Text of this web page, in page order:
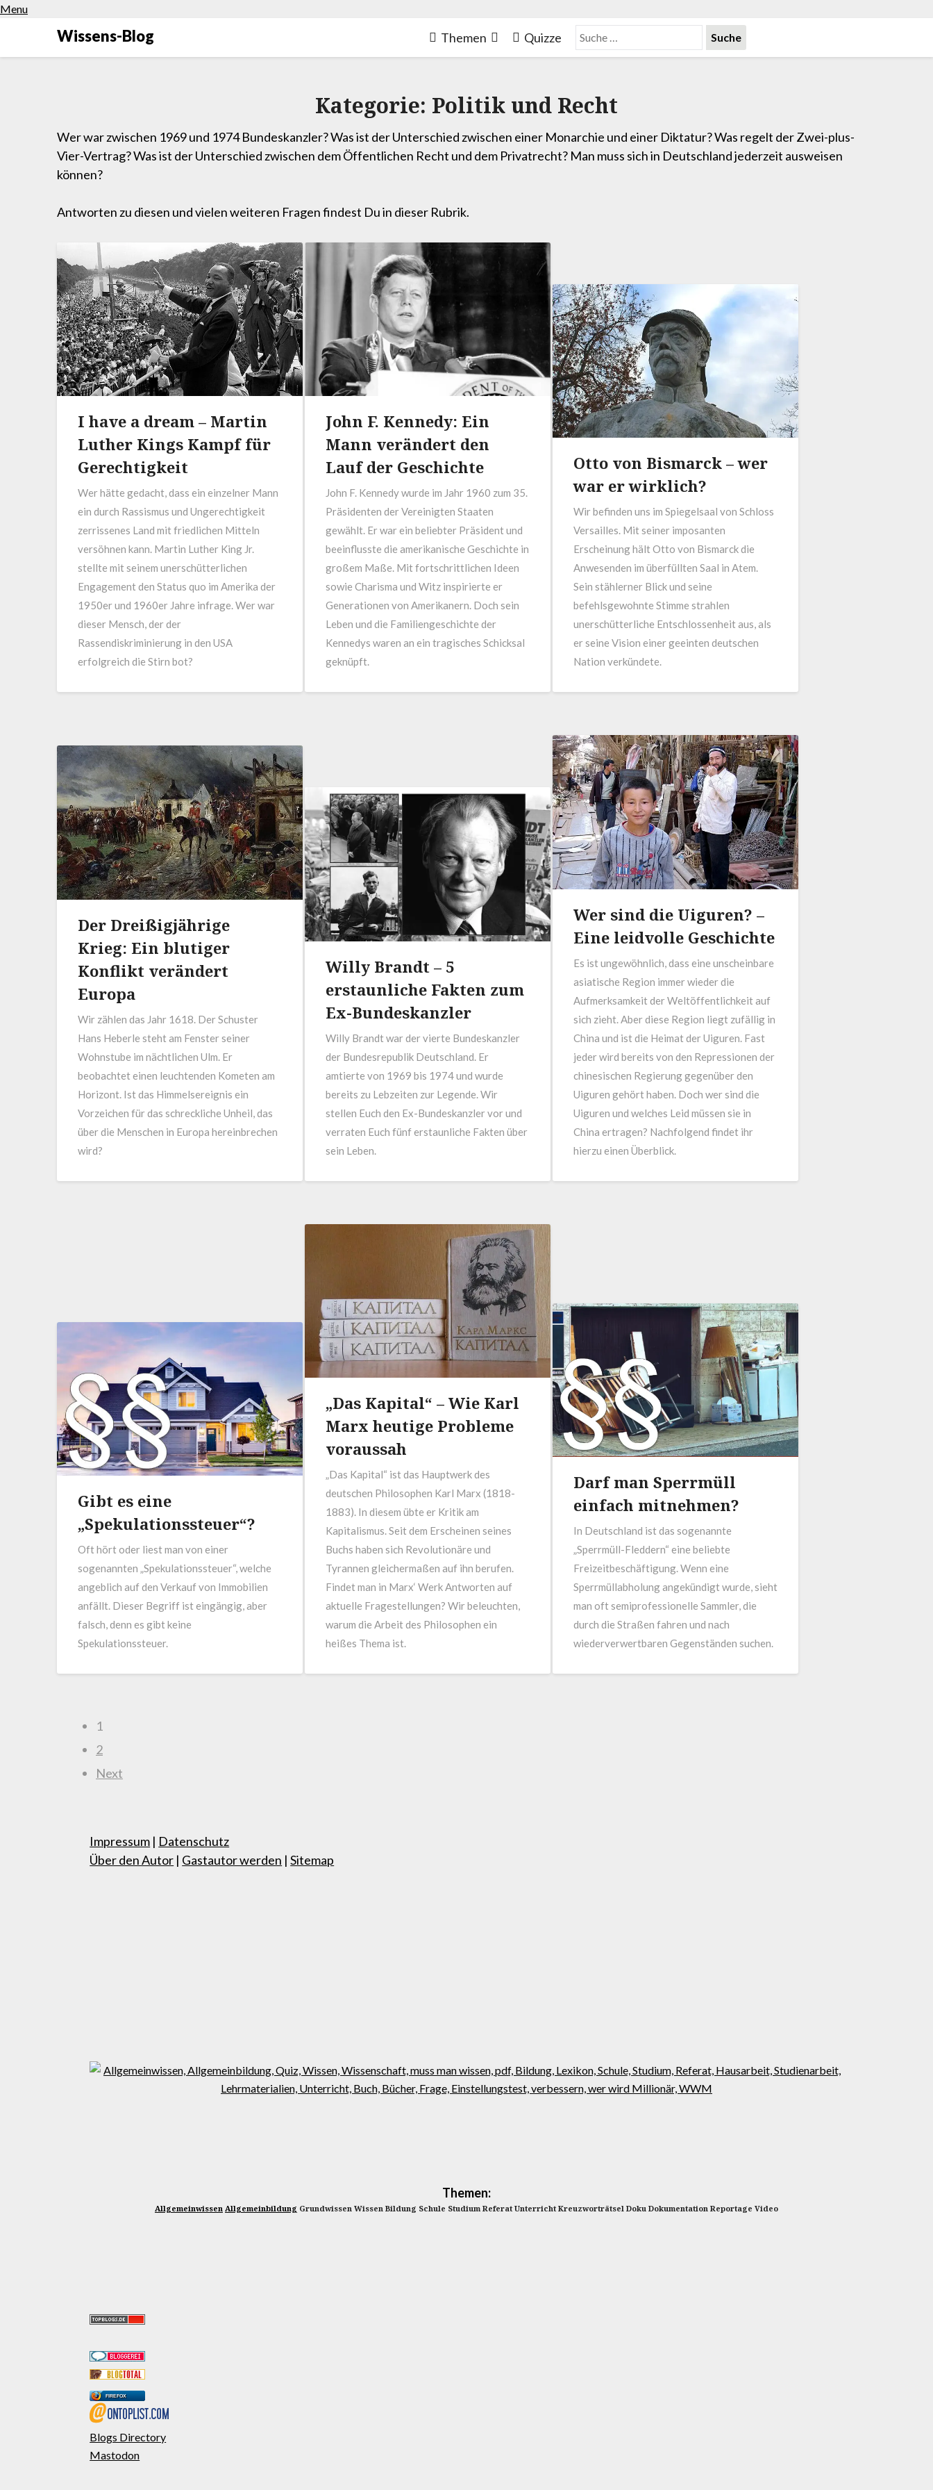
Menu
Wissens-Blog Themen Quizze
Kategorie: Politik und Recht
Wer war zwischen 1969 und 1974 Bundeskanzler? Was ist der Unterschied zwischen einer Monarchie und einer Diktatur? Was regelt der Zwei-plus-
Vier-Vertrag? Was ist der Unterschied zwischen dem Öffentlichen Recht und dem Privatrecht? Man muss sich in Deutschland jederzeit ausweisen
können?
Antworten zu diesen und vielen weiteren Fragen findest Du in dieser Rubrik.
I have a dream – Martin
Luther Kings Kampf für
Gerechtigkeit
Wer hätte gedacht, dass ein einzelner Mann
ein durch Rassismus und Ungerechtigkeit
zerrissenes Land mit friedlichen Mitteln
versöhnen kann. Martin Luther King Jr.
stellte mit seinem unerschütterlichen
Engagement den Status quo im Amerika der
1950er und 1960er Jahre infrage. Wer war
dieser Mensch, der der
Rassendiskriminierung in den USA
erfolgreich die Stirn bot?
John F. Kennedy: Ein
Mann verändert den
Lauf der Geschichte
John F. Kennedy wurde im Jahr 1960 zum 35.
Präsidenten der Vereinigten Staaten
gewählt. Er war ein beliebter Präsident und
beeinflusste die amerikanische Geschichte in
großem Maße. Mit fortschrittlichen Ideen
sowie Charisma und Witz inspirierte er
Generationen von Amerikanern. Doch sein
Leben und die Familiengeschichte der
Kennedys waren an ein tragisches Schicksal
geknüpft.
Otto von Bismarck – wer
war er wirklich?
Wir befinden uns im Spiegelsaal von Schloss
Versailles. Mit seiner imposanten
Erscheinung hält Otto von Bismarck die
Anwesenden im überfüllten Saal in Atem.
Sein stählerner Blick und seine
befehlsgewohnte Stimme strahlen
unerschütterliche Entschlossenheit aus, als
er seine Vision einer geeinten deutschen
Nation verkündete.
Der Dreißigjährige
Krieg: Ein blutiger
Konflikt verändert
Europa
Wir zählen das Jahr 1618. Der Schuster
Hans Heberle steht am Fenster seiner
Wohnstube im nächtlichen Ulm. Er
beobachtet einen leuchtenden Kometen am
Horizont. Ist das Himmelsereignis ein
Vorzeichen für das schreckliche Unheil, das
über die Menschen in Europa hereinbrechen
wird?
Willy Brandt – 5
erstaunliche Fakten zum
Ex-Bundeskanzler
Willy Brandt war der vierte Bundeskanzler
der Bundesrepublik Deutschland. Er
amtierte von 1969 bis 1974 und wurde
bereits zu Lebzeiten zur Legende. Wir
stellen Euch den Ex-Bundeskanzler vor und
verraten Euch fünf erstaunliche Fakten über
sein Leben.
Wer sind die Uiguren? –
Eine leidvolle Geschichte
Es ist ungewöhnlich, dass eine unscheinbare
asiatische Region immer wieder die
Aufmerksamkeit der Weltöffentlichkeit auf
sich zieht. Aber diese Region liegt zufällig in
China und ist die Heimat der Uiguren. Fast
jeder wird bereits von den Repressionen der
chinesischen Regierung gegenüber den
Uiguren gehört haben. Doch wer sind die
Uiguren und welches Leid müssen sie in
China ertragen? Nachfolgend findet ihr
hierzu einen Überblick.
Gibt es eine
„Spekulationssteuer“?
Oft hört oder liest man von einer
sogenannten „Spekulationssteuer“, welche
angeblich auf den Verkauf von Immobilien
anfällt. Dieser Begriff ist eingängig, aber
falsch, denn es gibt keine
Spekulationssteuer.
„Das Kapital“ – Wie Karl
Marx heutige Probleme
voraussah
„Das Kapital“ ist das Hauptwerk des
deutschen Philosophen Karl Marx (1818-
1883). In diesem übte er Kritik am
Kapitalismus. Seit dem Erscheinen seines
Buchs haben sich Revolutionäre und
Tyrannen gleichermaßen auf ihn berufen.
Findet man in Marx‘ Werk Antworten auf
aktuelle Fragestellungen? Wir beleuchten,
warum die Arbeit des Philosophen ein
heißes Thema ist.
Darf man Sperrmüll
einfach mitnehmen?
In Deutschland ist das sogenannte
„Sperrmüll-Fleddern“ eine beliebte
Freizeitbeschäftigung. Wenn eine
Sperrmüllabholung angekündigt wurde, sieht
man oft semiprofessionelle Sammler, die
durch die Straßen fahren und nach
wiederverwertbaren Gegenständen suchen.
1
2
Next
Impressum | Datenschutz
Über den Autor | Gastautor werden |Sitemap
Themen:
Allgemeinwissen Allgemeinbildung Grundwissen Wissen Bildung Schule Studium Referat Unterricht Kreuzworträtsel Doku Dokumentation Reportage Video
FIREFOX
Blogs Directory
Mastodon